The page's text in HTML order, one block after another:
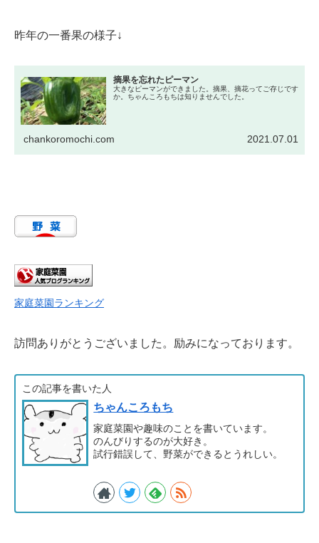
昨年の一番果の様子↓
摘果を忘れたピーマン
大きなピーマンができました。摘果、摘花ってご存じです
か。ちゃんころもちは知りませんでした。
chankoromochi.com 2021.07.01
家庭菜園ランキング
訪問ありがとうございました。励みになっております。
この記事を書いた人
ちゃんころもち
家庭菜園や趣味のことを書いています。
のんびりするのが大好き。
試行錯誤して、野菜ができるとうれしい。